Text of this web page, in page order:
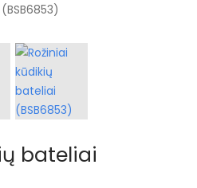
bateliai